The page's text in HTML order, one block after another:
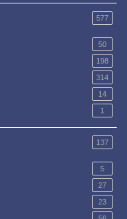
577
50
198
314
14
1
137
5
27
23